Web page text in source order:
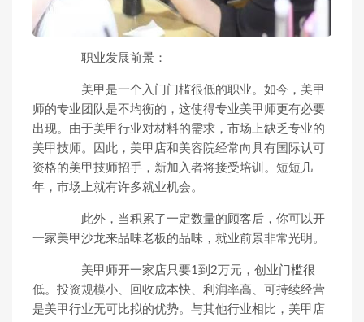
职业发展前景：
美甲是一个入门门槛很低的职业。如今，美甲
师的专业团队是不均衡的，这使得专业美甲师更有必要
出现。由于美甲行业对材料的需求，市场上缺乏专业的
美甲技师。因此，美甲店和美容院经常向具有国际认可
资格的美甲技师招手，新加入者将接受培训。短短几
年，市场上就有许多就业机会。
此外，当积累了一定数量的顾客后，你可以开
一家美甲沙龙来品味老板的品味，就业前景非常光明。
美甲师开一家店只要1到2万元，创业门槛很
低。投资规模小、回收成本快、利润率高、可持续经营
是美甲行业无可比拟的优势。与其他行业相比，美甲店